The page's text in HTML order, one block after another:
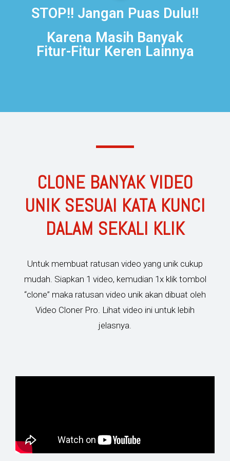
STOP!! Jangan Puas Dulu!!
Karena Masih Banyak
Fitur-Fitur Keren Lainnya
CLONE BANYAK VIDEO
UNIK SESUAI KATA KUNCI
DALAM SEKALI KLIK
Untuk membuat ratusan video yang unik cukup
mudah. Siapkan 1 video, kemudian 1x klik tombol
“clone” maka ratusan video unik akan dibuat oleh
Video Cloner Pro. Lihat video ini untuk lebih
jelasnya.